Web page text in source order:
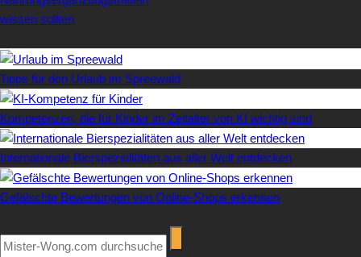
wissen sollten
Tipps für den Urlaub im Spreewald
Kompetenzen, die für Kinder im Zeitalter von KI wichtig sind
Internationale Bierspezialitäten aus aller Welt entdecken
Gefälschte Bewertungen von Online-Shops erkennen